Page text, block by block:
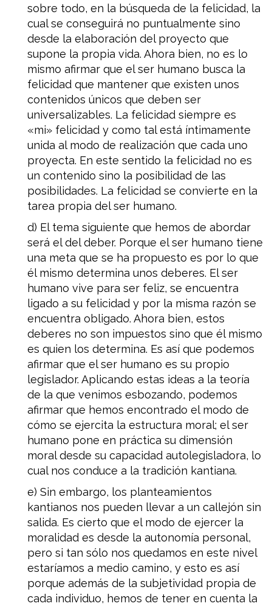
sobre todo, en la búsqueda de la felicidad, la
cual se conseguirá no puntualmente sino
desde la elaboración del proyecto que
supone la propia vida. Ahora bien, no es lo
mismo afirmar que el ser humano busca la
felicidad que mantener que existen unos
contenidos únicos que deben ser
universalizables. La felicidad siempre es
«mi» felicidad y como tal está íntimamente
unida al modo de realización que cada uno
proyecta. En este sentido la felicidad no es
un contenido sino la posibilidad de las
posibilidades. La felicidad se convierte en la
tarea propia del ser humano.
d) El tema siguiente que hemos de abordar
será el del deber. Porque el ser humano tiene
una meta que se ha propuesto es por lo que
él mismo determina unos deberes. El ser
humano vive para ser feliz, se encuentra
ligado a su felicidad y por la misma razón se
encuentra obligado. Ahora bien, estos
deberes no son impuestos sino que él mismo
es quien los determina. Es así que podemos
afirmar que el ser humano es su propio
legislador. Aplicando estas ideas a la teoría
de la que venimos esbozando, podemos
afirmar que hemos encontrado el modo de
cómo se ejercita la estructura moral; el ser
humano pone en práctica su dimensión
moral desde su capacidad autolegisladora, lo
cual nos conduce a la tradición kantiana.
e) Sin embargo, los planteamientos
kantianos nos pueden llevar a un callejón sin
salida. Es cierto que el modo de ejercer la
moralidad es desde la autonomía personal,
pero si tan sólo nos quedamos en este nivel
estaríamos a medio camino, y esto es así
porque además de la subjetividad propia de
cada individuo, hemos de tener en cuenta la